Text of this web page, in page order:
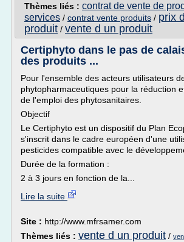
Thèmes liés : contrat de vente de
services / contrat vente produits / prix
produit / vente d un produit
Certiphyto dans le pas de
des produits ...
Pour l'ensemble des acteurs utilisateurs
phytopharmaceutiques pour la réduction
de l'emploi des phytosanitaires.
Objectif
Le Certiphyto est un dispositif du Plan
s'inscrit dans le cadre européen d'une
pesticides compatible avec le
Durée de la formation :
2 à 3 jours en fonction de la...
Lire la suite
Site : http://www.mfrsamer.com
Thèmes liés : vente d un produit /